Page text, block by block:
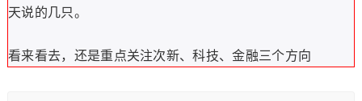
天说的几只。
看来看去，还是重点关注次新、科技、金融三个方向